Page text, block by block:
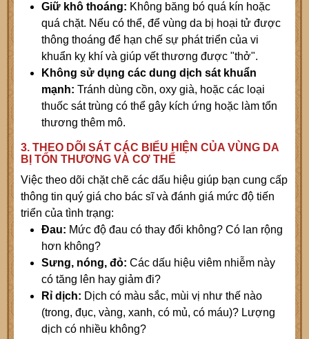
Giữ khô thoáng: Không băng bó quá kín hoặc
quá chặt. Nếu có thể, để vùng da bị hoại tử được
thông thoáng để hạn chế sự phát triển của vi
khuẩn kỵ khí và giúp vết thương được "thở".
Không sử dụng các dung dịch sát khuẩn
mạnh: Tránh dùng cồn, oxy già, hoặc các loại
thuốc sát trùng có thể gây kích ứng hoặc làm tổn
thương thêm mô.
3. THEO DÕI SÁT CÁC BIỂU HIỆN CỦA VÙNG DA
BỊ TỔN THƯƠNG VÀ CƠ THỂ
Việc theo dõi chặt chẽ các dấu hiệu giúp bạn cung cấp
thông tin quý giá cho bác sĩ và đánh giá mức độ tiến
triển của tình trạng:
Đau: Mức độ đau có thay đổi không? Có lan rộng
hơn không?
Sưng, nóng, đỏ: Các dấu hiệu viêm nhiễm này
có tăng lên hay giảm đi?
Rỉ dịch: Dịch có màu sắc, mùi vị như thế nào
(trong, đục, vàng, xanh, có mủ, có máu)? Lượng
dịch có nhiều không?